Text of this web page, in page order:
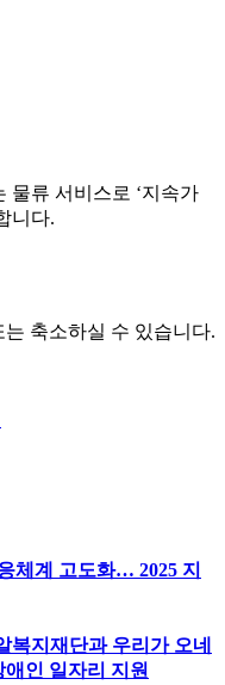
물류 서비스로 ‘지속가
니다.
축소하실 수 있습니다.
체계 고도화… 2025 지
복지재단과 우리가 오네
인 일자리 지원